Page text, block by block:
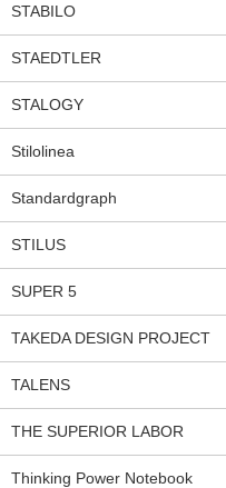
STABILO
STAEDTLER
STALOGY
Stilolinea
Standardgraph
STILUS
SUPER 5
TAKEDA DESIGN PROJECT
TALENS
THE SUPERIOR LABOR
Thinking Power Notebook